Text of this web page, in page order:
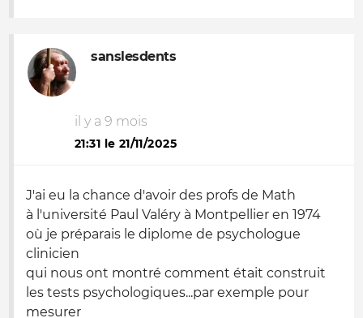
sanslesdents
il y a 9 mois
21:31 le 21/11/2025
J'ai eu la chance d'avoir des profs de Math
à l'université Paul Valéry à Montpellier en 1974
où je préparais le diplome de psychologue
clinicien
qui nous ont montré comment était construit
les tests psychologiques...par exemple pour
mesurer